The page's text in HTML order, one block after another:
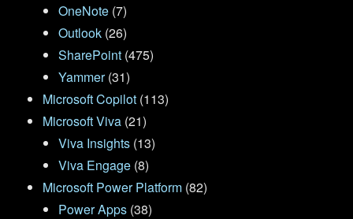
OneNote (7)
Outlook (26)
SharePoint (475)
Yammer(31)
Microsoft Copilot (113)
Microsoft Viva (21)
Viva Insights (13)
Viva Engage (8)
Microsoft Power Platform (82)
Power Apps (38)